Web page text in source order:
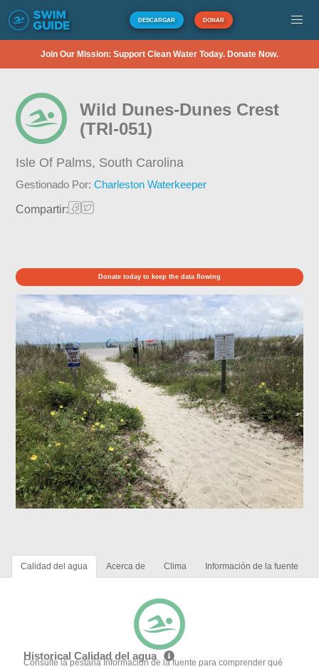
DESCARGAR DONAR
Join Our Mission: Support Clean Water Today. Donate Now.
Wild Dunes-Dunes Crest
(TRI-051)
Isle Of Palms, South Carolina
Gestionado Por:Charleston Waterkeeper
Compartir:
Donate today to keep the data flowing
Calidad del agua Acerca de Clima Información de la fuente
Historical Calidad del agua
Consulte la pestaña Información de la fuente para comprender qué